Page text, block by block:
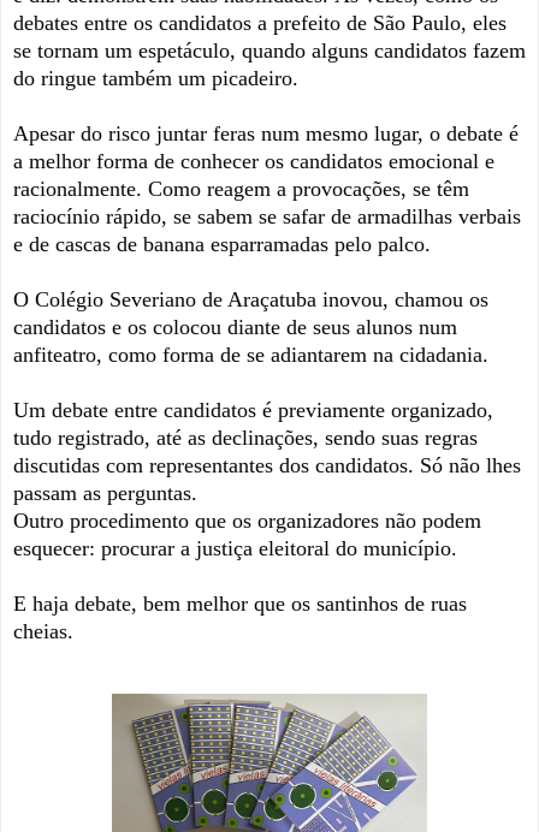
debates entre os candidatos a prefeito de São Paulo, eles
se tornam um espetáculo, quando alguns candidatos fazem
do ringue também um picadeiro.
Apesar do risco juntar feras num mesmo lugar, o debate é
a melhor forma de conhecer os candidatos emocional e
racionalmente. Como reagem a provocações, se têm
raciocínio rápido, se sabem se safar de armadilhas verbais
e de cascas de banana esparramadas pelo palco.
O Colégio Severiano de Araçatuba inovou, chamou os
candidatos e os colocou diante de seus alunos num
anfiteatro, como forma de se adiantarem na cidadania.
Um debate entre candidatos é previamente organizado,
tudo registrado, até as declinações, sendo suas regras
discutidas com representantes dos candidatos. Só não lhes
passam as perguntas.
Outro procedimento que os organizadores não podem
esquecer: procurar a justiça eleitoral do município.
E haja debate, bem melhor que os santinhos de ruas
cheias.